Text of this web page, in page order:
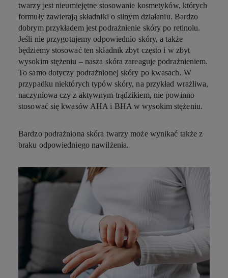
twarzy jest nieumiejętne stosowanie kosmetyków, których
formuły zawierają składniki o silnym działaniu. Bardzo
dobrym przykładem jest podrażnienie skóry po retinolu.
Jeśli nie przygotujemy odpowiednio skóry, a także
będziemy stosować ten składnik zbyt często i w zbyt
wysokim stężeniu – nasza skóra zareaguje podrażnieniem.
To samo dotyczy podrażnionej skóry po kwasach. W
przypadku niektórych typów skóry, na przykład wrażliwa,
naczyniowa czy z aktywnym trądzikiem, nie powinno
stosować się kwasów AHA i BHA w wysokim stężeniu.
Bardzo podrażniona skóra twarzy może wynikać także z
braku odpowiedniego nawilżenia.